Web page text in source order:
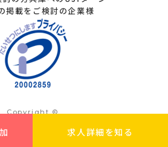
求人詳細を知る
掲載をご検討の企業様
Copyright ©